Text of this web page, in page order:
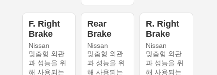
F. Right
Brake
Nissan
맞춤형 외관
과 성능을 위
해 사용되는
Rear
Brake
Nissan
맞춤형 외관
과 성능을 위
해 사용되는
R. Right
Brake
Nissan
맞춤형 외관
과 성능을 위
해 사용되는